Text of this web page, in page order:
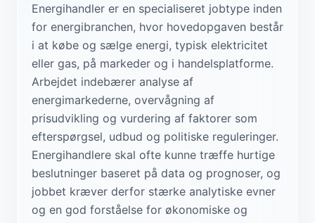
Energihandler er en specialiseret jobtype inden
for energibranchen, hvor hovedopgaven består
i at købe og sælge energi, typisk elektricitet
eller gas, på markeder og i handelsplatforme.
Arbejdet indebærer analyse af
energimarkederne, overvågning af
prisudvikling og vurdering af faktorer som
efterspørgsel, udbud og politiske reguleringer.
Energihandlere skal ofte kunne træffe hurtige
beslutninger baseret på data og prognoser, og
jobbet kræver derfor stærke analytiske evner
og en god forståelse for økonomiske og